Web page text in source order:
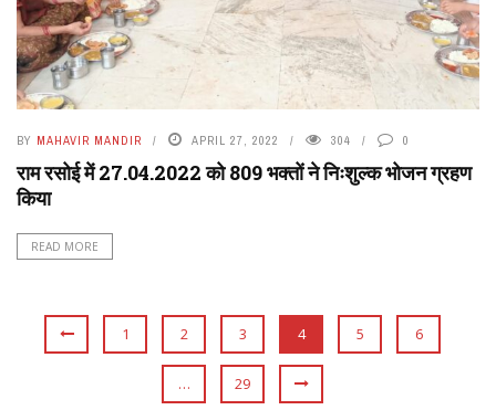
BY MAHAVIR MANDIR APRIL 27, 2022 304 0
राम रसोई में 27.04.2022 को 809 भक्तों ने निःशुल्क भोजन ग्रहण
किया
READ MORE
1 2 3 4 5 6
… 29